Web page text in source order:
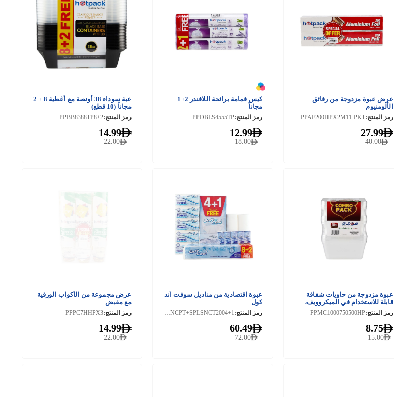
عرض عبوة مزدوجة من رقائق
الألومنيوم
رمز المنتج:PPAF200HPX2M11-PKT
40.00
27.99
كيس قمامة برائحة اللافندر 2+1
مجاناً
رمز المنتج:PPDBLS4555TP
18.00
12.99
عبة سوداء 38 أونصة مع أغطية 8 + 2
مجاناً (10 قطع)
رمز المنتج:PPBB8388TP8+2
22.00
14.99
عبوة مزدوجة من حاويات شفافة
قابلة للاستخدام في الميكروويف،
سعة 500 مل + 750 مل + 1000 مل
رمز المنتج:PPMC1000750500HP
15.00
8.75
عبوة اقتصادية من مناديل سوفت آند
كول
رمز المنتج: SNCMPT150-5PKT+KR-PKT+SNCTR400+SNCPT+SPLSNCT2004+1
72.00
60.49
عرض مجموعة من الأكواب الورقية
مع مقبض
رمز المنتج:PPPC7HHPX3
22.00
14.99